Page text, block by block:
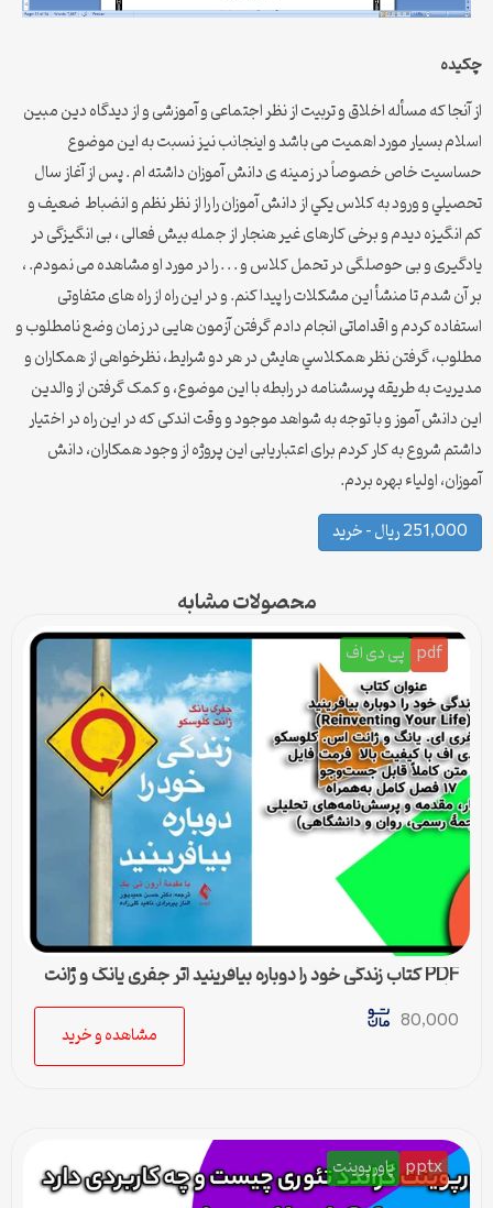
چکیده
از آنجا که مسأله اخلاق و تربیت از نظر اجتماعی و آموزشی و از دیدگاه دین مبین
اسلام بسیار مورد اهمیت می باشد و اینجانب نیز نسبت به این موضوع
حساسیت خاص خصوصاً در زمینه ی دانش آموزان داشته ام . پس از آغاز سال
تحصيلي و ورود به کلاس يكي از دانش آموزان را را از نظر نظم و انضباط ضعیف و
کم انگیزه دیدم و برخی کارهای غیر هنجار از جمله بیش فعالی ، بی انگیزگی در
یادگیری و بی حوصلگی در تحمل کلاس و . . . را در مورد او مشاهده می نمودم. ،
بر آن شدم تا منشأ این مشکلات را پیدا کنم. و در این راه از راه های متفاوتی
استفاده کردم و اقداماتی انجام دادم گرفتن آزمون هایی در زمان وضع نامطلوب و
مطلوب، گرفتن نظر همكلاسي هايش در هر دو شرایط، نظرخواهی از همکاران و
مدیریت به طریقه پرسشنامه در رابطه با این موضوع، و کمک گرفتن از والدین
این دانش آموز و با توجه به شواهد موجود و وقت اندکی که در این راه در اختیار
داشتم شروع به کار کردم برای اعتباریابی این پروژه از وجود همکاران، دانش
آموزان، اولیاء بهره بردم.
251,000 ریال – خرید
محصولات مشابه
pdf پی دی اف
PDF کتاب زندگی خود را دوباره بیافرینید اثر جفری یانگ و ژانت
کلوسکو
80,000
مشاهده و خرید
pptx پاورپوینت